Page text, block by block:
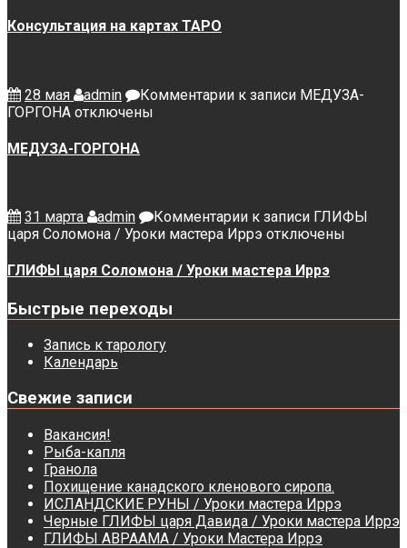
Консультация на картах ТАРО
28 мая admin Комментарии к записи МЕДУЗА-
ГОРГОНА отключены
МЕДУЗА-ГОРГОНА
31 марта admin Комментарии к записи ГЛИФЫ
царя Соломона / Уроки мастера Иррэ отключены
ГЛИФЫ царя Соломона / Уроки мастера Иррэ
Быстрые переходы
Запись к тарологу
Календарь
Свежие записи
Вакансия!
Рыба-капля
Гранола
Похищение канадского кленового сиропа.
ИСЛАНДСКИЕ РУНЫ / Уроки мастера Иррэ
Черные ГЛИФЫ царя Давида / Уроки мастера Иррэ
ГЛИФЫ АВРААМА / Уроки Мастера Иррэ